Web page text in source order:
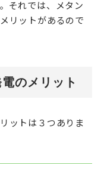
それでは、メタン
リットがあるので
のメリット
ットは３つありま